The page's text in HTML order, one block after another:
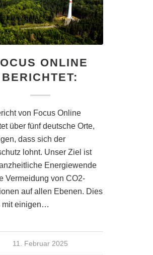
ONLINE
BERICHTET:
von Focus Online
über fünf deutsche Orte,
dass sich der
lohnt. Unser Ziel ist
Energiewende
Vermeidung von CO2-
auf allen Ebenen. Dies
mit einigen…
11. Februar 2025